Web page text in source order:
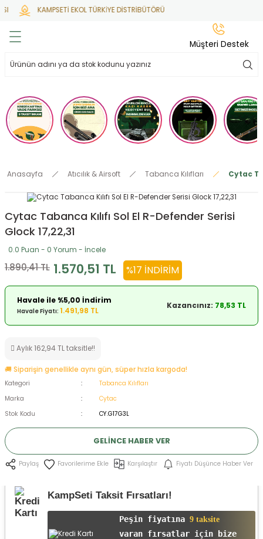
KAMPSETİ EKOL TÜRKİYE DİSTRİBÜTÖRÜ
Geri Dön
Mermisi
Geri Dön
Geri Dön
Geri Dön
Geri Dön
Anasayfa Atıcılık & Airsoft Tabanca Kılıfları Cytac
Cytac Tabanca Kılıfı Sol El R-Defender Serisi
Glock 17,22,31
0.0 Puan - 0 Yorum - İncele
1.890,41 TL 1.570,51 TL %17 İNDIRIM
Havale ile %5,00 İndirim
Havale Fiyatı: 1.491,98 TL
Kazancınız: 78,53 TL
Aylık 162,94 TL taksitle!!
🚚 Siparişin genellikle aynı gün, süper hızla kargoda!
Kategori
Tabanca Kılıfları
Marka
Cytac
Stok Kodu
CY.G17G3L
GELINCE HABER VER
Paylaş Karşılaştır Fiyatı Düşünce Haber Ver
KampSeti Taksit Fırsatları!
Peşin fiyatına 9 taksite
varan fırsatlar için bize